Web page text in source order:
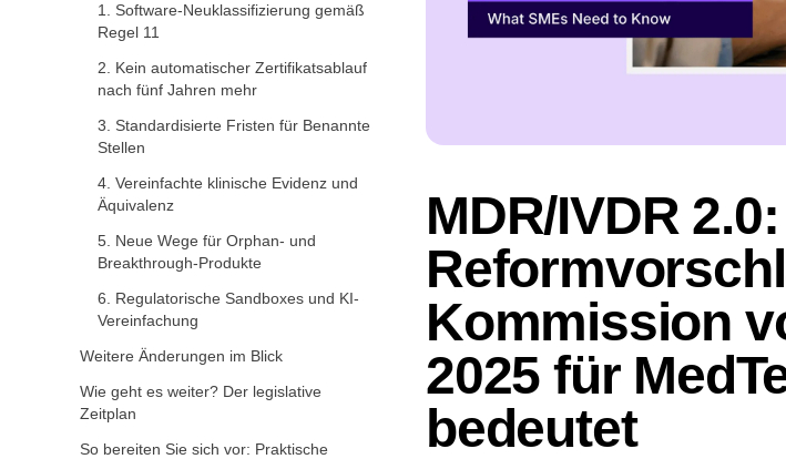
1. Software-Neuklassifizierung gemäß
Regel 11
2. Kein automatischer Zertifikatsablauf
nach fünf Jahren mehr
3. Standardisierte Fristen für Benannte
Stellen
4. Vereinfachte klinische Evidenz und
Äquivalenz
5. Neue Wege für Orphan- und
Breakthrough-Produkte
6. Regulatorische Sandboxes und KI-
Vereinfachung
Weitere Änderungen im Blick
Wie geht es weiter? Der legislative
Zeitplan
So bereiten Sie sich vor: Praktische
MDR/IVDR
Kommission
2025 für
bedeutet